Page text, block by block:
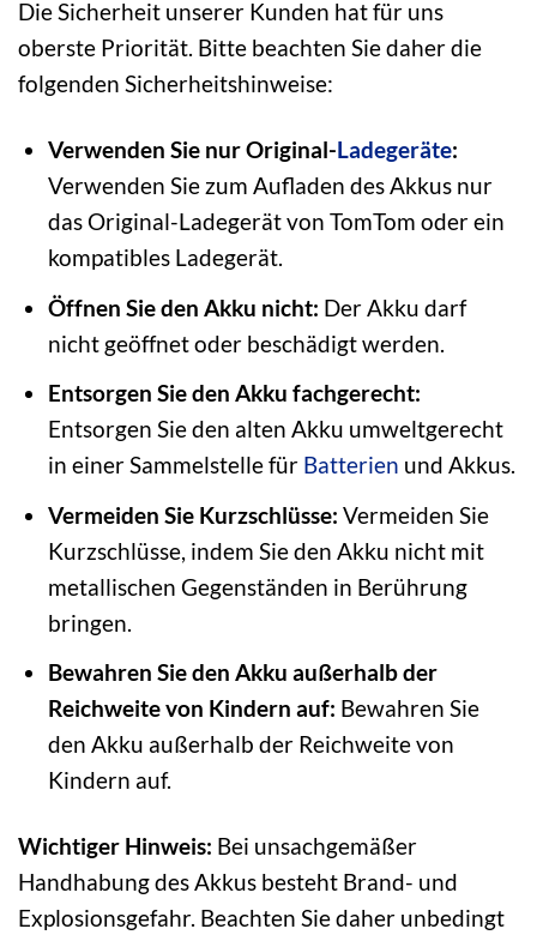
Die Sicherheit unserer Kunden hat für uns
oberste Priorität. Bitte beachten Sie daher die
folgenden Sicherheitshinweise:
Verwenden Sie nur Original-Ladegeräte:
Verwenden Sie zum Aufladen des Akkus nur
das Original-Ladegerät von TomTom oder ein
kompatibles Ladegerät.
Öffnen Sie den Akku nicht: Der Akku darf
nicht geöffnet oder beschädigt werden.
Entsorgen Sie den Akku fachgerecht:
Entsorgen Sie den alten Akku umweltgerecht
in einer Sammelstelle für Batterien und Akkus.
Vermeiden Sie Kurzschlüsse: Vermeiden Sie
Kurzschlüsse, indem Sie den Akku nicht mit
metallischen Gegenständen in Berührung
bringen.
Bewahren Sie den Akku außerhalb der
Reichweite von Kindern auf: Bewahren Sie
den Akku außerhalb der Reichweite von
Kindern auf.
Wichtiger Hinweis: Bei unsachgemäßer
Handhabung des Akkus besteht Brand- und
Explosionsgefahr. Beachten Sie daher unbedingt